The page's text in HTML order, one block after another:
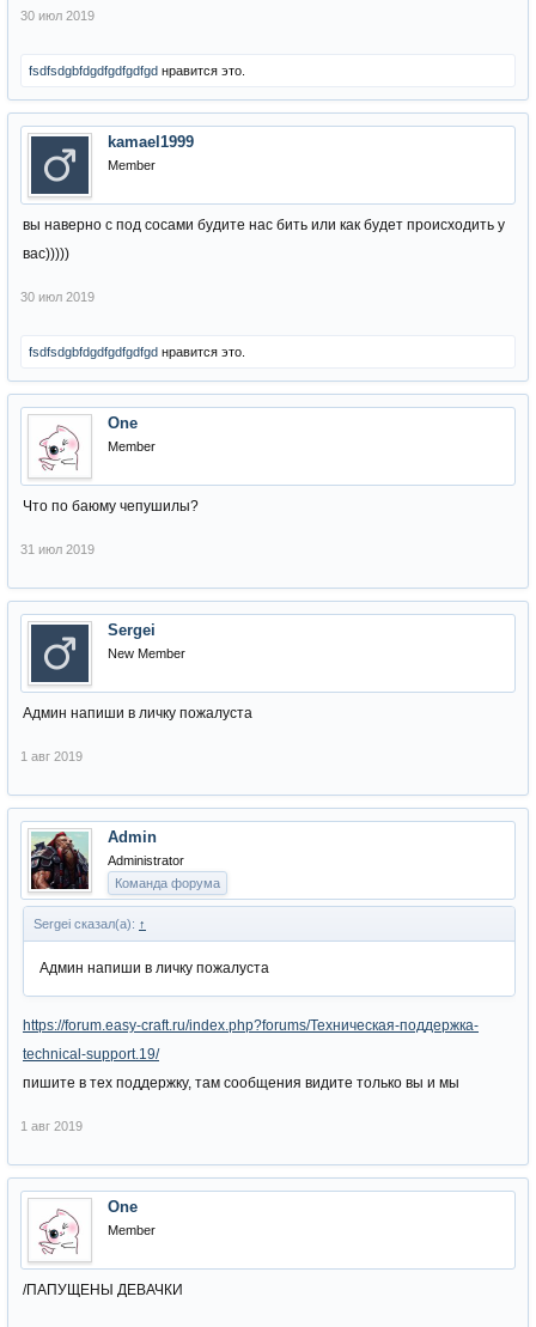
30 июл 2019
fsdfsdgbfdgdfgdfgdfgd нравится это.
kamael1999
Member
вы наверно с под сосами будите нас бить или как будет происходить у
вас)))))
30 июл 2019
fsdfsdgbfdgdfgdfgdfgd нравится это.
One
Member
Что по баюму чепушилы?
31 июл 2019
Sergei
New Member
Админ напиши в личку пожалуста
1 авг 2019
Admin
Administrator
Команда форума
Sergei сказал(а): ↑
Админ напиши в личку пожалуста
https://forum.easy-craft.ru/index.php?forums/Техническая-поддержка-
technical-support.19/
пишите в тех поддержку, там сообщения видите только вы и мы
1 авг 2019
One
Member
/ПАПУЩЕНЫ ДЕВАЧКИ